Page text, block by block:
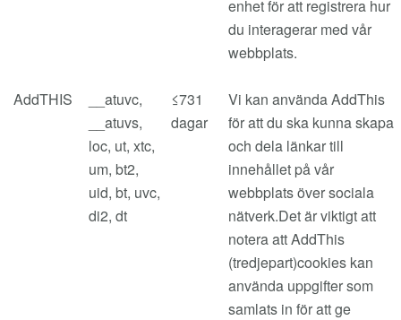
enhet för att registrera hur
du interagerar med vår
webbplats.
AddTHIS
__atuvc,
__atuvs,
loc, ut, xtc,
um, bt2,
uid, bt, uvc,
di2, dt
≤731
dagar
Vi kan använda AddThis
för att du ska kunna skapa
och dela länkar till
innehållet på vår
webbplats över sociala
nätverk.Det är viktigt att
notera att AddThis
(tredjepart)cookies kan
använda uppgifter som
samlats in för att ge